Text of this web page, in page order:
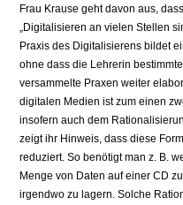
Frau Krause geht davon aus,
„Digitalisieren an vielen Stellen
Praxis des Digitalisierens bildet
ohne dass die Lehrerin
versammelte Praxen weiter
digitalen Medien ist zum einen
insofern auch dem
zeigt ihr Hinweis, dass diese
reduziert. So benötigt man z. B.
Menge von Daten auf einer CD
irgendwo zu lagern. Solche